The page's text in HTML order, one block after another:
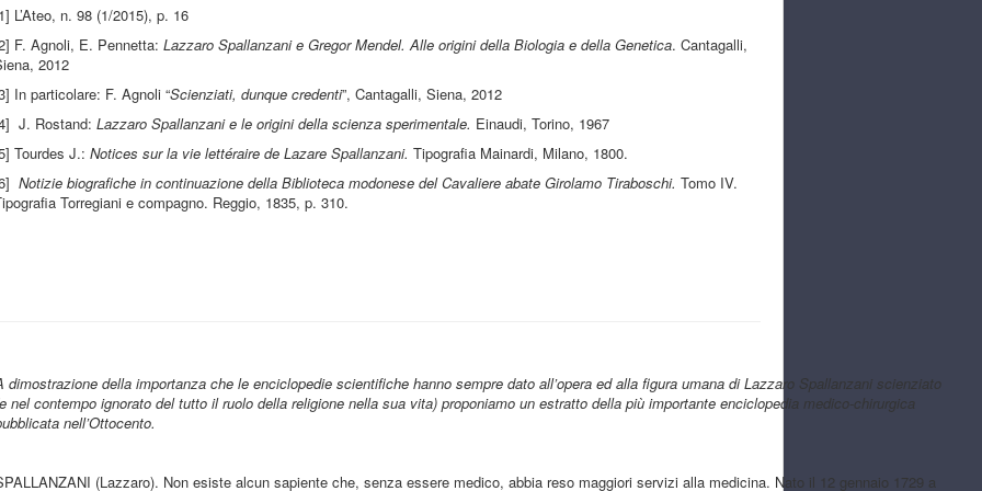
L’Ateo, n. 98 (1/2015), p. 16
F. Agnoli, E. Pennetta: Lazzaro Spallanzani e Gregor Mendel. Alle origini della Biologia e della Genetica. Cantagalli,
2012
In particolare: F. Agnoli “Scienziati, dunque credenti”, Cantagalli, Siena, 2012
J. Rostand: Lazzaro Spallanzani e le origini della scienza sperimentale. Einaudi, Torino, 1967
Tourdes J.: Notices sur la vie lettéraire de Lazare Spallanzani. Tipografia Mainardi, Milano, 1800.
Notizie biografiche in continuazione della Biblioteca modonese del Cavaliere abate Girolamo Tiraboschi. Tomo IV.
Torregiani e compagno. Reggio, 1835, p. 310.
dimostrazione della importanza che le enciclopedie scientifiche hanno sempre dato all’opera ed alla figura umana di Lazzaro Spallanzani scienziato
nel contempo ignorato del tutto il ruolo della religione nella sua vita) proponiamo un estratto della più importante enciclopedia medico-chirurgica
nell’Ottocento.
(Lazzaro). Non esiste alcun sapiente che, senza essere medico, abbia reso maggiori servizi alla medicina. Nato il 12 gennaio 1729 a